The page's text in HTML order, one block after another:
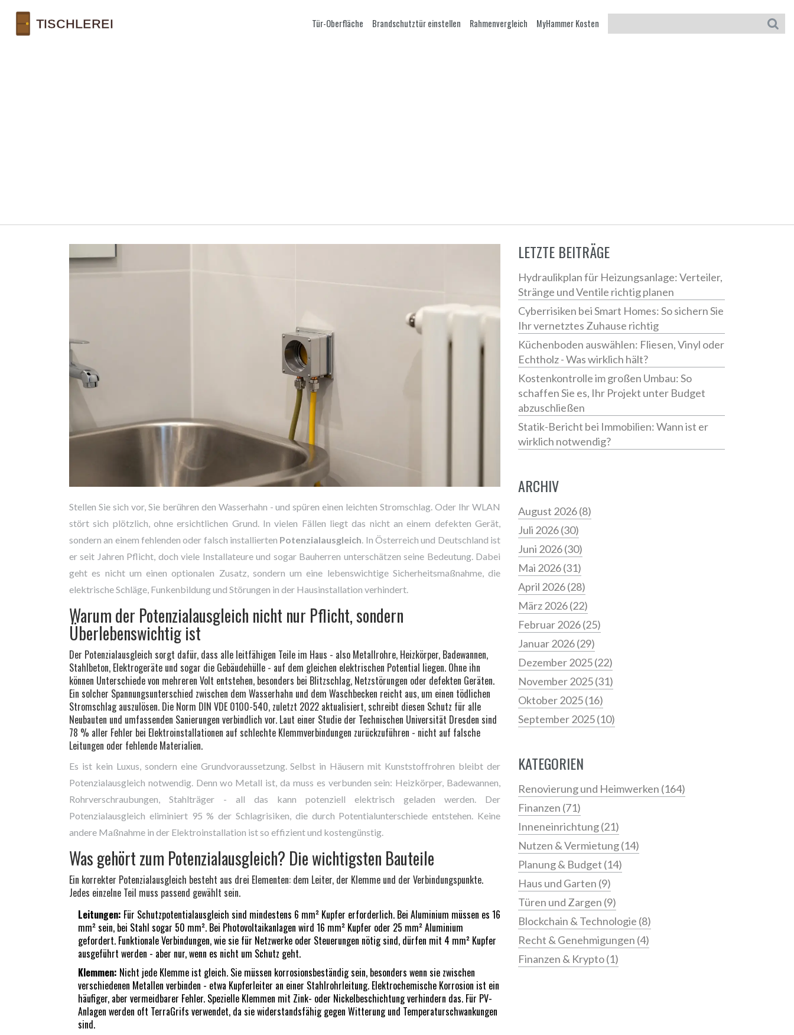
Tür-Oberfläche Brandschutztür einstellen Rahmenvergleich MyHammer Kosten
Stellen Sie sich vor, Sie berühren den Wasserhahn - und spüren einen leichten Stromschlag. Oder Ihr WLAN
stört sich plötzlich, ohne ersichtlichen Grund. In vielen Fällen liegt das nicht an einem defekten Gerät,
sondern an einem fehlenden oder falsch installierten Potenzialausgleich . In Österreich und Deutschland ist
er seit Jahren Pflicht, doch viele Installateure und sogar Bauherren unterschätzen seine Bedeutung. Dabei
geht es nicht um einen optionalen Zusatz, sondern um eine lebenswichtige Sicherheitsmaßnahme, die
elektrische Schläge, Funkenbildung und Störungen in der Hausinstallation verhindert.
Warum der Potenzialausgleich nicht nur Pflicht, sondern
Überlebenswichtig ist
Der Potenzialausgleich sorgt dafür, dass alle leitfähigen Teile im Haus - also Metallrohre, Heizkörper, Badewannen,
Stahlbeton, Elektrogeräte und sogar die Gebäudehülle - auf dem gleichen elektrischen Potential liegen. Ohne ihn
können Unterschiede von mehreren Volt entstehen, besonders bei Blitzschlag, Netzstörungen oder defekten Geräten.
Ein solcher Spannungsunterschied zwischen dem Wasserhahn und dem Waschbecken reicht aus, um einen tödlichen
Stromschlag auszulösen. Die Norm DIN VDE 0100-540, zuletzt 2022 aktualisiert, schreibt diesen Schutz für alle
Neubauten und umfassenden Sanierungen verbindlich vor. Laut einer Studie der Technischen Universität Dresden sind
78 % aller Fehler bei Elektroinstallationen auf schlechte Klemmverbindungen zurückzuführen - nicht auf falsche
Leitungen oder fehlende Materialien.
Es ist kein Luxus, sondern eine Grundvoraussetzung. Selbst in Häusern mit Kunststoffrohren bleibt der
Potenzialausgleich notwendig. Denn wo Metall ist, da muss es verbunden sein: Heizkörper, Badewannen,
Rohrverschraubungen, Stahlträger - all das kann potenziell elektrisch geladen werden. Der
Potenzialausgleich eliminiert 95 % der Schlagrisiken, die durch Potentialunterschiede entstehen. Keine
andere Maßnahme in der Elektroinstallation ist so effizient und kostengünstig.
Was gehört zum Potenzialausgleich? Die wichtigsten Bauteile
Ein korrekter Potenzialausgleich besteht aus drei Elementen: dem Leiter, der Klemme und der Verbindungspunkte.
Jedes einzelne Teil muss passend gewählt sein.
Leitungen: Für Schutzpotentialausgleich sind mindestens 6 mm² Kupfer erforderlich. Bei Aluminium müssen es 16
mm² sein, bei Stahl sogar 50 mm². Bei Photovoltaikanlagen wird 16 mm² Kupfer oder 25 mm² Aluminium
gefordert. Funktionale Verbindungen, wie sie für Netzwerke oder Steuerungen nötig sind, dürfen mit 4 mm² Kupfer
ausgeführt werden - aber nur, wenn es nicht um Schutz geht.
Klemmen: Nicht jede Klemme ist gleich. Sie müssen korrosionsbeständig sein, besonders wenn sie zwischen
verschiedenen Metallen verbinden - etwa Kupferleiter an einer Stahlrohrleitung. Elektrochemische Korrosion ist ein
häufiger, aber vermeidbarer Fehler. Spezielle Klemmen mit Zink- oder Nickelbeschichtung verhindern das. Für PV-
Anlagen werden oft TerraGrifs verwendet, da sie widerstandsfähig gegen Witterung und Temperaturschwankungen
sind.
LETZTE BEITRÄGE
Hydraulikplan für Heizungsanlage: Verteiler,
Stränge und Ventile richtig planen
Cyberrisiken bei Smart Homes: So sichern Sie
Ihr vernetztes Zuhause richtig
Küchenboden auswählen: Fliesen, Vinyl oder
Echtholz - Was wirklich hält?
Kostenkontrolle im großen Umbau: So
schaffen Sie es, Ihr Projekt unter Budget
abzuschließen
Statik-Bericht bei Immobilien: Wann ist er
wirklich notwendig?
ARCHIV
August 2026(8)
Juli 2026(30)
Juni 2026(30)
Mai 2026(31)
April 2026(28)
März 2026(22)
Februar 2026(25)
Januar 2026(29)
Dezember 2025(22)
November 2025(31)
Oktober 2025(16)
September 2025(10)
KATEGORIEN
Renovierung und Heimwerken (164)
Finanzen (71)
Inneneinrichtung(21)
Nutzen & Vermietung(14)
Planung & Budget (14)
Haus und Garten (9)
Türen und Zargen (9)
Blockchain & Technologie (8)
Recht & Genehmigungen (4)
Finanzen & Krypto(1)